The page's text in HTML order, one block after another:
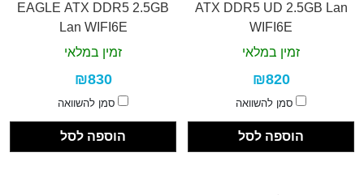
ATX DDR5 UD 2.5GB Lan
WIFI6E
זמין במלאי
₪820
סמן להשוואה
הוספה לסל
EAGLE ATX DDR5 2.5GB
Lan WIFI6E
זמין במלאי
₪830
סמן להשוואה
הוספה לסל